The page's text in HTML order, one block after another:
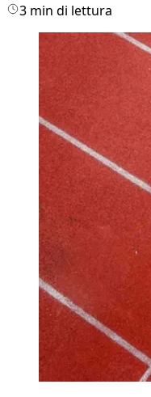
3 min di lettura